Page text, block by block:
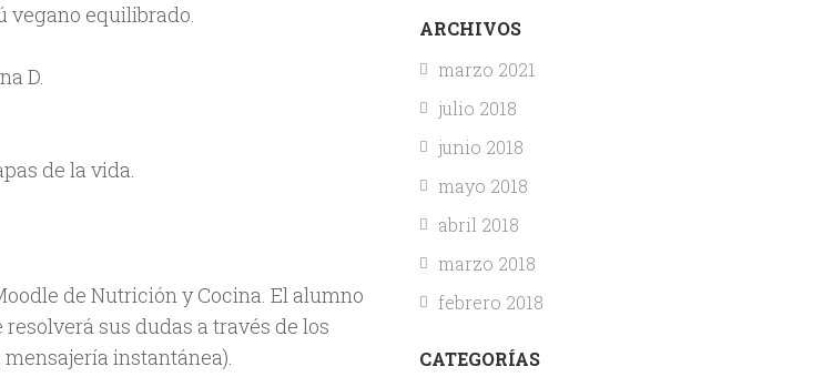
vegano equilibrado.
D.
de la vida.
de Nutrición y Cocina. El alumno
sus dudas a través de los
instantánea).
ARCHIVOS
marzo 2021
julio 2018
junio 2018
mayo 2018
abril 2018
marzo 2018
febrero 2018
CATEGORÍAS